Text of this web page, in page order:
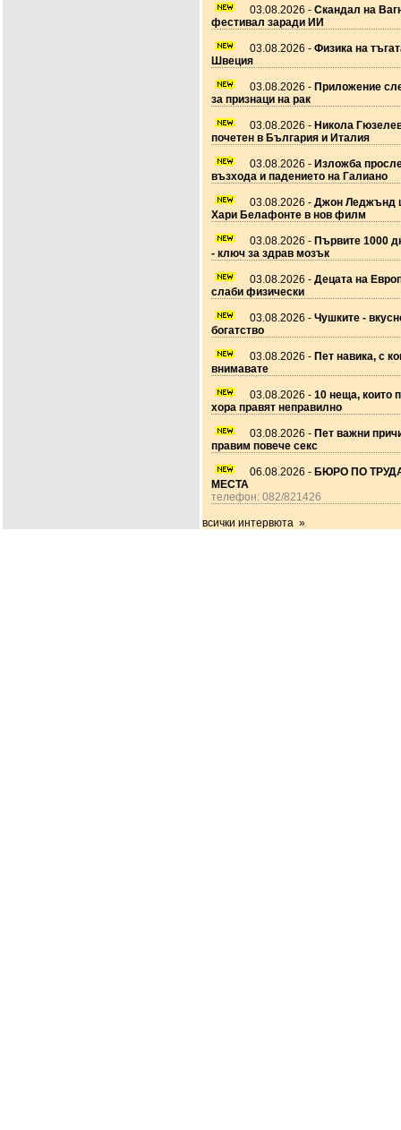
03.08.2026 - Скандал на
фестивал заради ИИ
03.08.2026 - Физика на
Швеция
03.08.2026 - Приложение
за признаци на рак
03.08.2026 - Никола
почетен в България и Италия
03.08.2026 - Изложба
възхода и падението на Галиано
03.08.2026 - Джон Леджънд
Хари Белафонте в нов филм
03.08.2026 - Първите 1000
- ключ за здрав мозък
03.08.2026 - Децата на
слаби физически
03.08.2026 - Чушките -
богатство
03.08.2026 - Пет навика, с
внимавате
03.08.2026 - 10 неща, които
хора правят неправилно
03.08.2026 - Пет важни
правим повече секс
06.08.2026 - БЮРО ПО
МЕСТА
телефон: 082/821426
всички интервюта »